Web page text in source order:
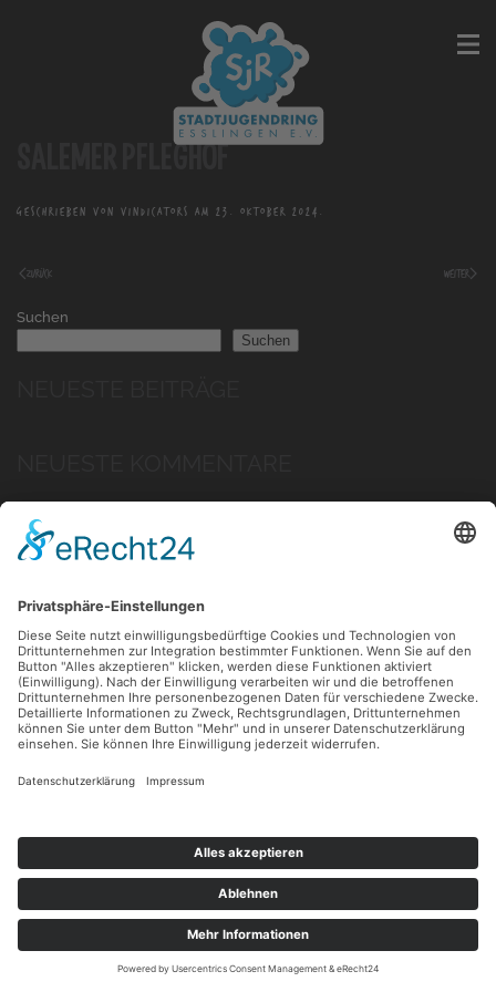
SALEMER PFLEGHOF
GESCHRIEBEN VON VINDICATORS AM 23. OKTOBER 2024
ZURÜCK WEITER
Suchen
Suchen
Impressum Datenschutz Cookie-Einstellungen